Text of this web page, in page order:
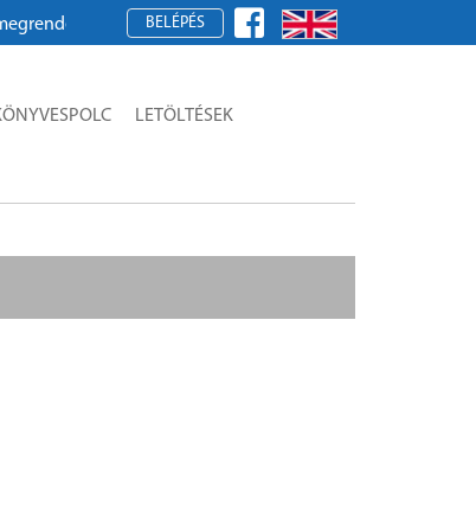
kérjük, regisztráljon!
BELÉPÉS
LETÖLTÉSEK